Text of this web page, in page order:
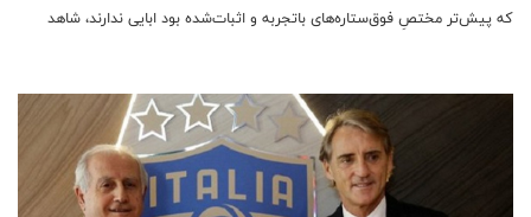
که پیش‌تر مختصِ فوق‌ستاره‌های باتجربه و اثبات‌شده بود ابایی ندارند، شاهد